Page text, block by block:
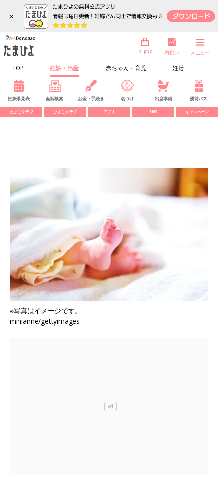
×
TOP 妊娠・出産 赤ちゃん・育児 妊活
SHOP 内祝い メニュー
妊娠早見表 産院検索 お金・手続き 名づけ 出産準備 優待パス
たまごクラブ ひよこクラブ アプリ SNS キャンペーン
※写真はイメージです。
minianne/gettyimages